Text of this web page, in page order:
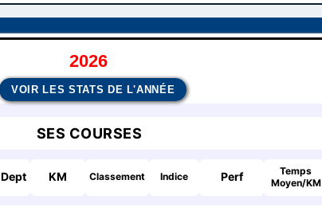
2026
VOIR LES STATS DE L'ANNÉE
SES COURSES
Dept KM Classement Indice Perf
Temps
Moyen/KM